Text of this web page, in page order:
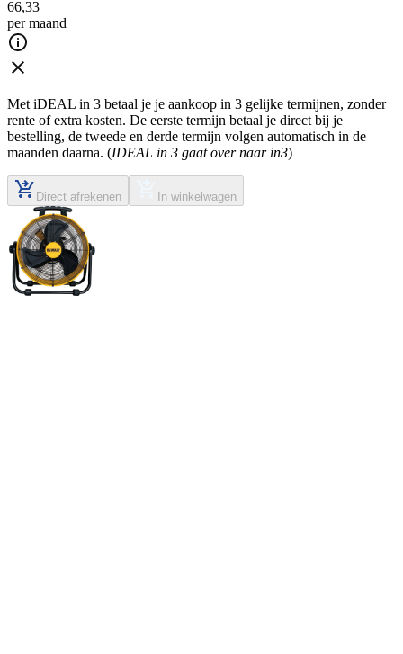
66,33
per maand
Met iDEAL in 3 betaal je je aankoop in 3 gelijke termijnen, zonder
rente of extra kosten. De eerste termijn betaal je direct bij je
bestelling, de tweede en derde termijn volgen automatisch in de
maanden daarna. (IDEAL in 3 gaat over naar in3)
Direct afrekenen In winkelwagen